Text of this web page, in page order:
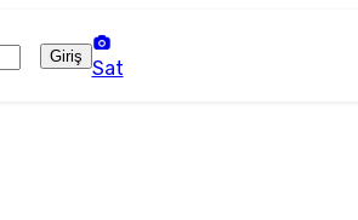
Giriş
Sat